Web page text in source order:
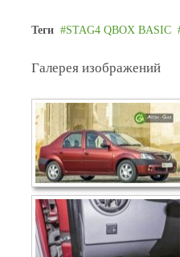
Теги STAG4 QBOX BASIC
Галерея изображений